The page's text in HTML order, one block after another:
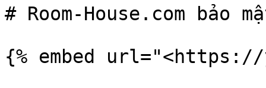
# Room-House.com bảo
{% embed